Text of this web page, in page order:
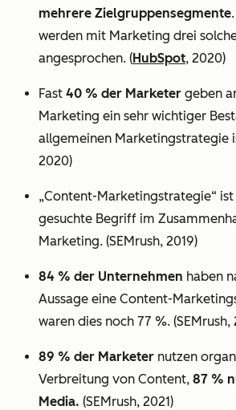
mehrere Zielgruppensegmente
werden mit Marketing drei
angesprochen. (HubSpot, 2020)
Fast 40 % der Marketer geben
Marketing ein sehr wichtiger
allgemeinen Marketingstrategie
2020)
„Content-Marketingstrategie“
gesuchte Begriff im
Marketing. (SEMrush, 2019)
84 % der Unternehmen haben
Aussage eine Content-
waren dies noch 77 %. (SEMrush,
89 % der Marketer nutzen
Verbreitung von Content, 87 %
Media. (SEMrush, 2021)